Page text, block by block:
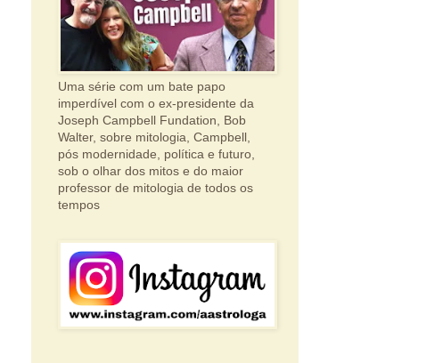
Uma série com um bate papo
imperdível com o ex-presidente da
Joseph Campbell Fundation, Bob
Walter, sobre mitologia, Campbell,
pós modernidade, política e futuro,
sob o olhar dos mitos e do maior
professor de mitologia de todos os
tempos